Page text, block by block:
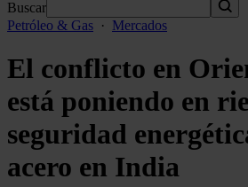
Buscar
Petróleo & Gas · Mercados
El conflicto en
está poniendo en
seguridad
acero en India